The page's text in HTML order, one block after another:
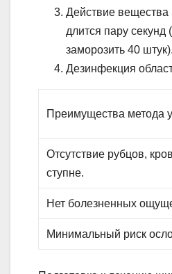
Действие вещества
длится пару
заморозить 40 штук).
Дезинфекция
Преимущества метода
Отсутствие рубцов,
ступне.
Нет болезненных
Минимальный риск